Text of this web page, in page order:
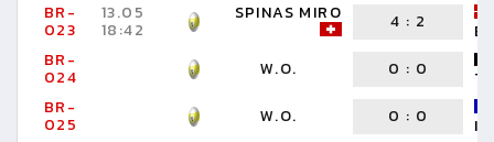
BR-
023
13.05
18:42
SPINAS MIRO 4 : 2
BR-
024 W.O. 0 : 0
BR-
025 W.O. 0 : 0